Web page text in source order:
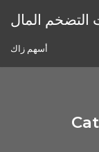
التضخم المال
أسهم زاك